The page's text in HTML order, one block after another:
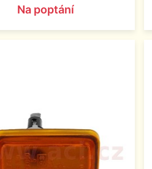
Na poptání